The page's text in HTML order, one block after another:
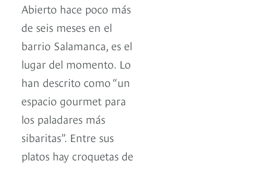
Abierto hace poco más
de seis meses en el
barrio Salamanca, es el
lugar del momento. Lo
han descrito como “un
espacio gourmet para
los paladares más
sibaritas”. Entre sus
platos hay croquetas de